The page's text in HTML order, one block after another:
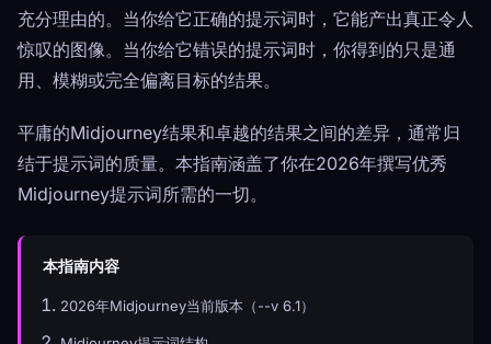
充分理由的。当你给它正确的提示词时，它能产出真正令人
惊叹的图像。当你给它错误的提示词时，你得到的只是通
用、模糊或完全偏离目标的结果。
平庸的Midjourney结果和卓越的结果之间的差异，通常归
结于提示词的质量。本指南涵盖了你在2026年撰写优秀
Midjourney提示词所需的一切。
本指南内容
2026年Midjourney当前版本（--v 6.1）